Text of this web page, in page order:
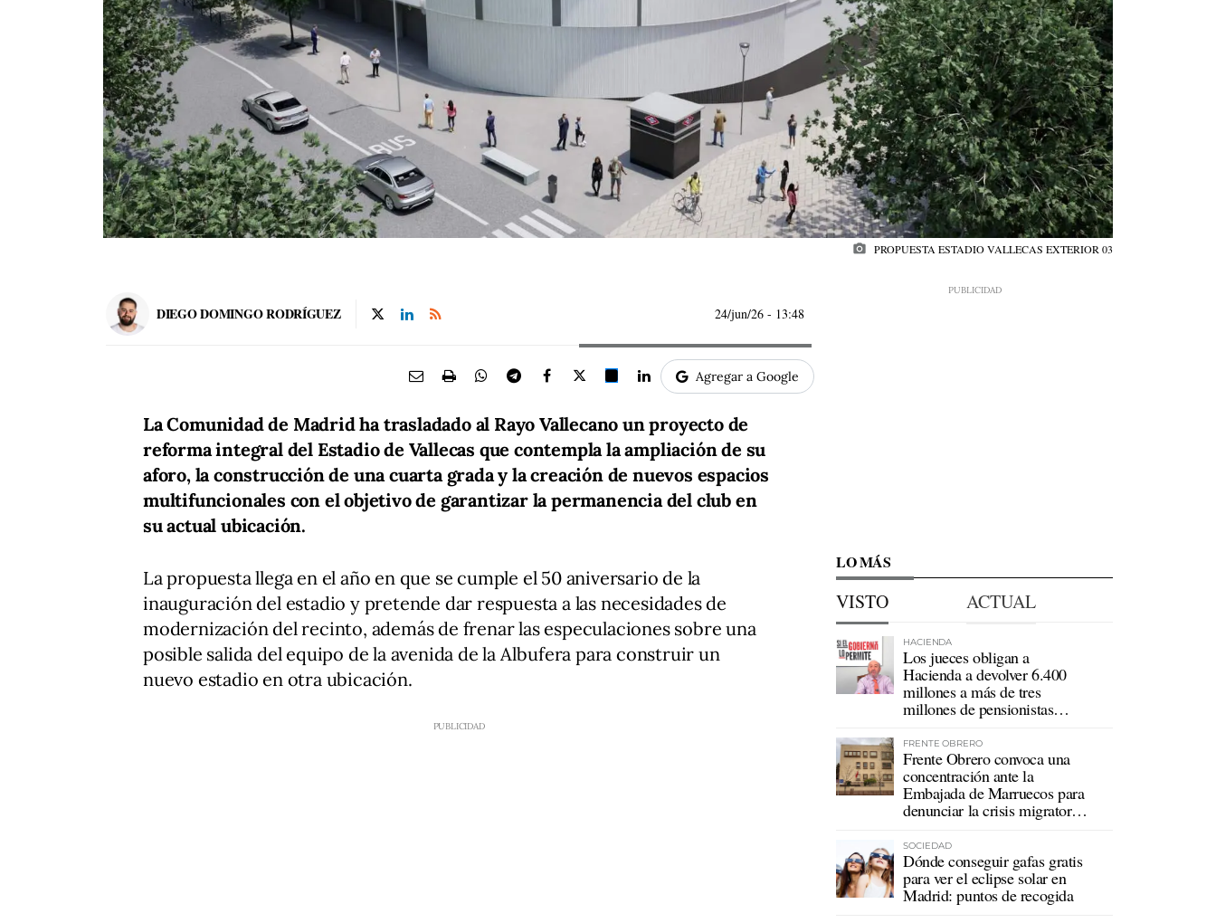
photo_camera PROPUESTA ESTADIO VALLECAS EXTERIOR 03
DIEGO DOMINGO RODRÍGUEZ 24/jun/26 - 13:48
Agregar a Google
La Comunidad de Madrid ha trasladado al Rayo Vallecano un proyecto de
reforma integral del Estadio de Vallecas que contempla la ampliación de su
aforo, la construcción de una cuarta grada y la creación de nuevos espacios
multifuncionales con el objetivo de garantizar la permanencia del club en
su actual ubicación.
La propuesta llega en el año en que se cumple el 50 aniversario de la
inauguración del estadio y pretende dar respuesta a las necesidades de
modernización del recinto, además de frenar las especulaciones sobre una
posible salida del equipo de la avenida de la Albufera para construir un
nuevo estadio en otra ubicación.
LO MÁS
VISTO ACTUAL
HACIENDA
Los jueces obligan a
Hacienda a devolver 6.400
millones a más de tres
millones de pensionistas
FRENTE OBRERO
Frente Obrero convoca una
concentración ante la
Embajada de Marruecos para
denunciar la crisis migratoria
SOCIEDAD
Dónde conseguir gafas gratis
para ver el eclipse solar en
Madrid: puntos de recogida